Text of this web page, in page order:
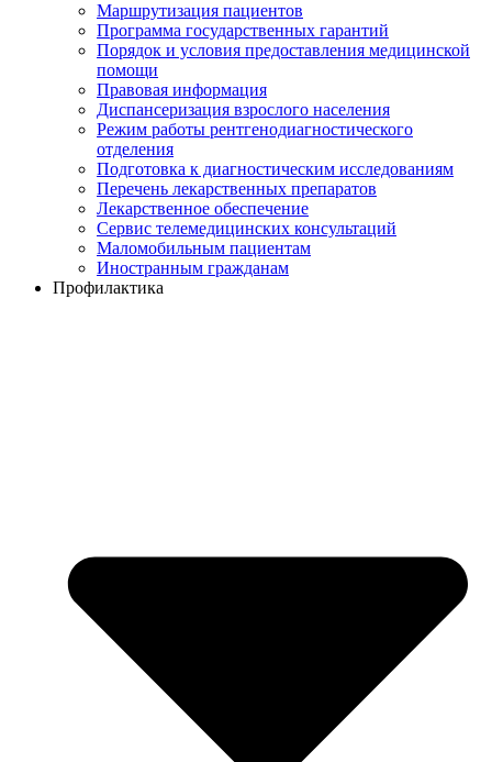
Маршрутизация пациентов
Программа государственных гарантий
Порядок и условия предоставления медицинской
помощи
Правовая информация
Диспансеризация взрослого населения
Режим работы рентгенодиагностического
отделения
Подготовка к диагностическим исследованиям
Перечень лекарственных препаратов
Лекарственное обеспечение
Сервис телемедицинских консультаций
Маломобильным пациентам
Иностранным гражданам
Профилактика